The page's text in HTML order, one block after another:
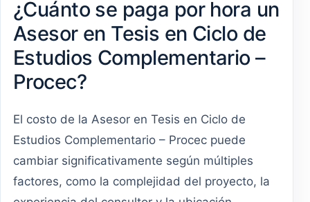
¿Cuánto se paga por hora un
Asesor en Tesis en Ciclo de
Estudios Complementario –
Procec?
El costo de la Asesor en Tesis en Ciclo de
Estudios Complementario – Procec puede
cambiar significativamente según múltiples
factores, como la complejidad del proyecto, la